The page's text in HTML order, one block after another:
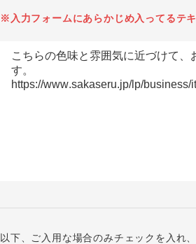
※入力フォームにあらかじめ入ってるテ
以下、ご入用な場合のみチェックを入れ